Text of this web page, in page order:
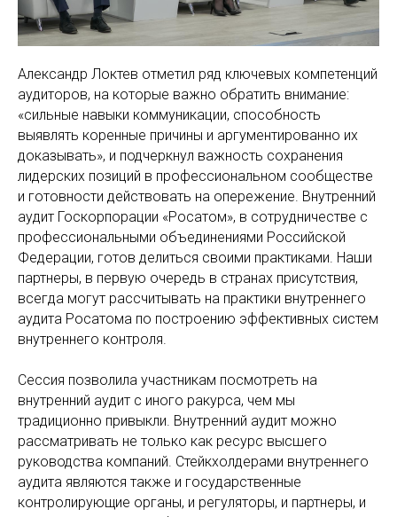
Александр Локтев отметил ряд ключевых компетенций
аудиторов, на которые важно обратить внимание:
«сильные навыки коммуникации, способность
выявлять коренные причины и аргументированно их
доказывать», и подчеркнул важность сохранения
лидерских позиций в профессиональном сообществе
и готовности действовать на опережение. Внутренний
аудит Госкорпорации «Росатом», в сотрудничестве с
профессиональными объединениями Российской
Федерации, готов делиться своими практиками. Наши
партнеры, в первую очередь в странах присутствия,
всегда могут рассчитывать на практики внутреннего
аудита Росатома по построению эффективных систем
внутреннего контроля.
Сессия позволила участникам посмотреть на
внутренний аудит с иного ракурса, чем мы
традиционно привыкли. Внутренний аудит можно
рассматривать не только как ресурс высшего
руководства компаний. Стейкхолдерами внутреннего
аудита являются также и государственные
контролирующие органы, и регуляторы, и партнеры, и